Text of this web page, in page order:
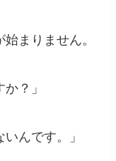
まりません。
？」
んです。」